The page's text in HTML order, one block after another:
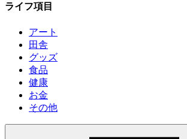
ライフ項目
アート
田舎
グッズ
食品
健康
お金
その他